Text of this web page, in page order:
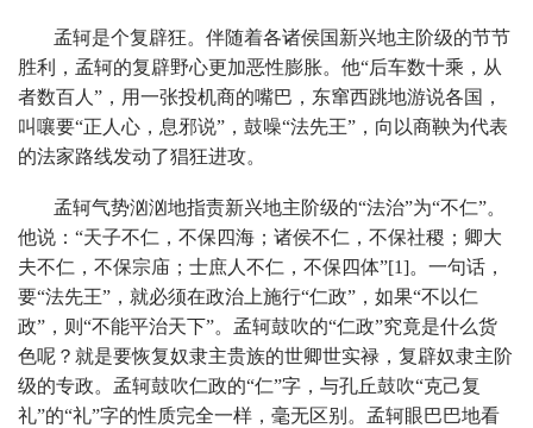
孟轲是个复辟狂。伴随着各诸侯国新兴地主阶级的节节
胜利，孟轲的复辟野心更加恶性膨胀。他“后车数十乘，从
者数百人”，用一张投机商的嘴巴，东窜西跳地游说各国，
叫嚷要“正人心，息邪说”，鼓噪“法先王”，向以商鞅为代表
的法家路线发动了猖狂进攻。
孟轲气势汹汹地指责新兴地主阶级的“法治”为“不仁”。
他说：“天子不仁，不保四海；诸侯不仁，不保社稷；卿大
夫不仁，不保宗庙；士庶人不仁，不保四体”[1]。一句话，
要“法先王”，就必须在政治上施行“仁政”，如果“不以仁
政”，则“不能平治天下”。孟轲鼓吹的“仁政”究竟是什么货
色呢？就是要恢复奴隶主贵族的世卿世实禄，复辟奴隶主阶
级的专政。孟轲鼓吹仁政的“仁”字，与孔丘鼓吹“克己复
礼”的“礼”字的性质完全一样，毫无区别。孟轲眼巴巴地看